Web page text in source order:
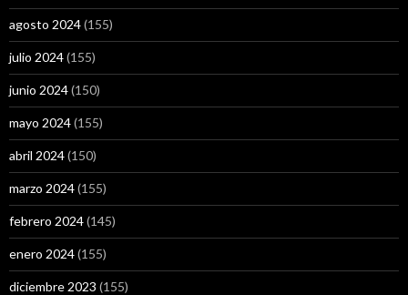
agosto 2024(155)
julio 2024(155)
junio 2024(150)
mayo 2024(155)
abril 2024(150)
marzo 2024(155)
febrero 2024(145)
enero 2024(155)
diciembre 2023 (155)